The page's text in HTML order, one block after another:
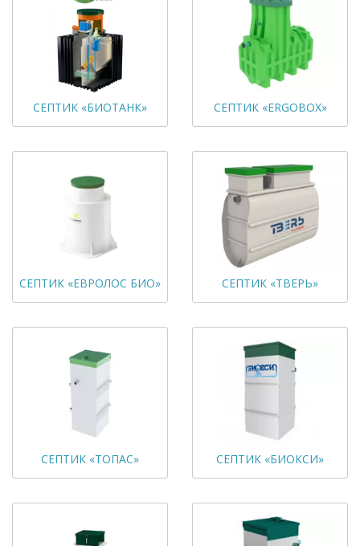
СЕПТИК «БИОТАНК» СЕПТИК «ERGOBOX»
СЕПТИК «ЕВРОЛОС БИО» СЕПТИК «ТВЕРЬ»
СЕПТИК «ТОПАС» СЕПТИК «БИОКСИ»